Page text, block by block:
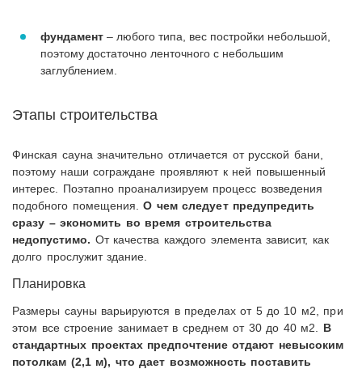
фундамент – любого типа, вес постройки небольшой,
поэтому достаточно ленточного с небольшим
заглублением.
Этапы строительства
Финская сауна значительно отличается от русской бани,
поэтому наши сограждане проявляют к ней повышенный
интерес. Поэтапно проанализируем процесс возведения
подобного помещения.О чем следует предупредить
сразу – экономить во время строительства
недопустимо. От качества каждого элемента зависит, как
долго прослужит здание.
Планировка
Размеры сауны варьируются в пределах от 5 до 10 м2, при
этом все строение занимает в среднем от 30 до 40 м2. В
стандартных проектах предпочтение отдают невысоким
потолкам (2,1 м), что дает возможность поставить